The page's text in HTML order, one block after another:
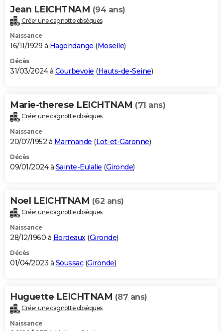
Jean LEICHTNAM (94 ans)
Créer une cagnotte obsèques
Naissance
16/11/1929 à Hagondange (Moselle)
Décès
31/03/2024 à Courbevoie (Hauts-de-Seine)
Marie-therese LEICHTNAM (71 ans)
Créer une cagnotte obsèques
Naissance
20/07/1952 à Marmande (Lot-et-Garonne)
Décès
09/01/2024 à Sainte-Eulalie (Gironde)
Noel LEICHTNAM (62 ans)
Créer une cagnotte obsèques
Naissance
28/12/1960 à Bordeaux(Gironde)
Décès
01/04/2023 à Soussac(Gironde)
Huguette LEICHTNAM (87 ans)
Créer une cagnotte obsèques
Naissance